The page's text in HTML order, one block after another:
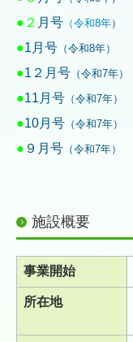
●２ 月号 （令和8年）
●1 月号 （令和8年）
●1２ 月号 （令和7年）
●11 月号 （令和7年）
●10月号 （令和7年）
● ９ 月号 （令和7年）
施設概要
事業開始
所在地